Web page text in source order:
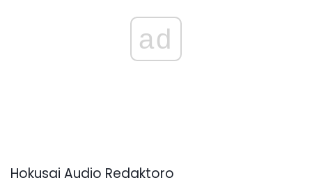
ad
Hokusai Audio Redaktoro